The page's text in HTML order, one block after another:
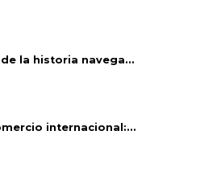
la historia navega...
internacional:...